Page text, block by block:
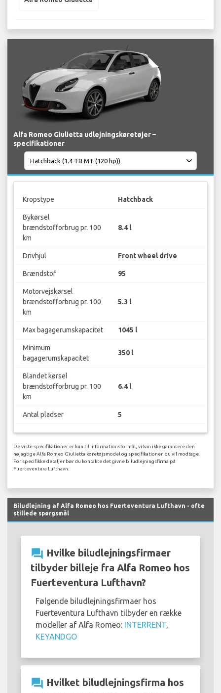
Alfa Romeo Giulietta udlejningskøretøjer –
specifikationer
Kropstype Hatchback
Bykørsel
brændstofforbrug pr. 100
km
8.4 l
Drivhjul Front wheel drive
Brændstof 95
Motorvejskørsel
brændstofforbrug pr. 100
km
5.3 l
Max bagagerumskapacitet 1045 l
Minimum
bagagerumskapacitet
350 l
Blandet kørsel
brændstofforbrug pr. 100
km
6.4 l
Antal pladser 5
De viste specifikationer er kun til informationsformål, vi kan ikke garantere den
nøjagtige Alfa Romeo Giulietta køretøjsmodel og specifikationer, du vil modtage.
For specifikke detaljer bør du kontakte det givne biludlejningsfirma på
Fuerteventura Lufthavn.
Biludlejning af Alfa Romeo hos Fuerteventura Lufthavn - ofte
stillede spørgsmål
question_answer Hvilke biludlejningsfirmaer
tilbyder billeje fra Alfa Romeo hos
Fuerteventura Lufthavn?
Følgende biludlejningsfirmaer hos
Fuerteventura Lufthavn tilbyder en række
modeller af Alfa Romeo: INTERRENT,
KEYANDGO
question_answer Hvilket biludlejningsfirma hos